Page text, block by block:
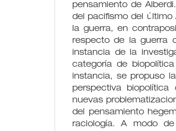
pensamiento de
del pacifismo del
la guerra, en
respecto de la guerra
instancia de la
categoría de
instancia, se propuso
perspectiva
nuevas
del pensamiento
raciología. A modo